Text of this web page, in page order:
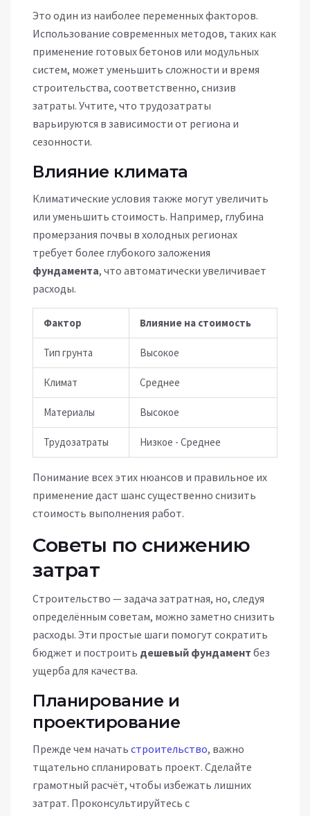
Это один из наиболее переменных факторов.
Использование современных методов, таких как
применение готовых бетонов или модульных
систем, может уменьшить сложности и время
строительства, соответственно, снизив
затраты. Учтите, что трудозатраты
варьируются в зависимости от региона и
сезонности.
Влияние климата
Климатические условия также могут увеличить
или уменьшить стоимость. Например, глубина
промерзания почвы в холодных регионах
требует более глубокого заложения
фундамента, что автоматически увеличивает
расходы.
Фактор Влияние на стоимость
Тип грунта Высокое
Климат Среднее
Материалы Высокое
Трудозатраты Низкое - Среднее
Понимание всех этих нюансов и правильное их
применение даст шанс существенно снизить
стоимость выполнения работ.
Советы по снижению
затрат
Строительство — задача затратная, но, следуя
определённым советам, можно заметно снизить
расходы. Эти простые шаги помогут сократить
бюджет и построить дешевый фундамент без
ущерба для качества.
Планирование и
проектирование
Прежде чем начать строительство, важно
тщательно спланировать проект. Сделайте
грамотный расчёт, чтобы избежать лишних
затрат. Проконсультируйтесь с